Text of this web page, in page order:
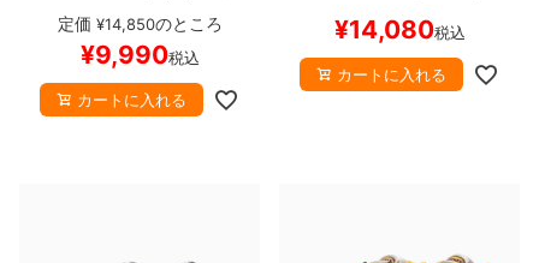
ーズ スニーカー
FB2393-004 BLACK/WHI
TE/BLACKソール日焼け
ートボード スケボー
定価 ¥14,850のところ
¥9,990税込
カートに入れる
ド スケボー
¥14,080税込
カートに入れる